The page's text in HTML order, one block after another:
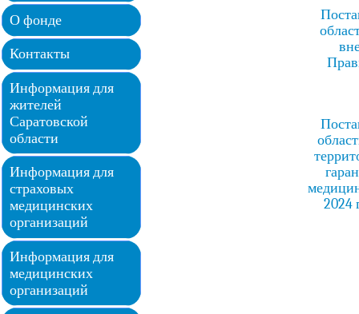
О фонде
Контакты
Информация для
жителей
Саратовской
области
Информация для
страховых
медицинских
организаций
Информация для
медицинских
организаций
2024